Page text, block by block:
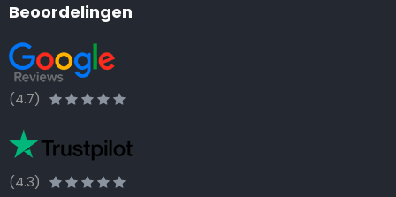
Beoordelingen
(4.7)
(4.3)